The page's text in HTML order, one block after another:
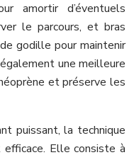
amortir d’éventuels
le parcours, et bras
godille pour maintenir
une meilleure
et préserve les
puissant, la technique
efficace. Elle consiste à